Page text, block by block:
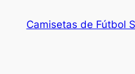
Camisetas de Fútbol